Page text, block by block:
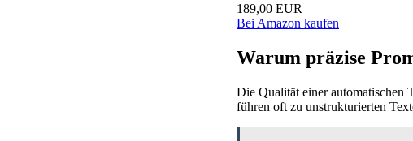
189,00 EUR
Bei Amazon kaufen
Warum präzise
Die Qualität einer automatischen
führen oft zu unstrukturierten